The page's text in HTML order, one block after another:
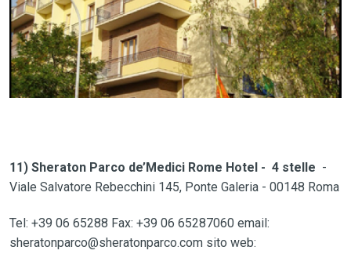
11) Sheraton Parco de’Medici Rome Hotel - 4 stelle -
Viale Salvatore Rebecchini 145, Ponte Galeria - 00148 Roma
Tel: +39 06 65288 Fax: +39 06 65287060 email:
sheratonparco@sheratonparco.com sito web: